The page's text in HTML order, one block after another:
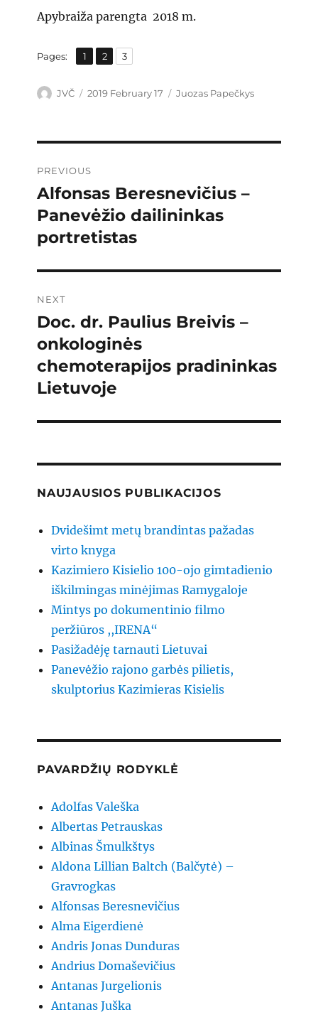
Apybraiža parengta 2018 m.
Pages: Page
1 ,
Page
2 ,
Page
3
Author
JVČ
Posted
2019 February 17 Categories
Juozas Papečkys
navigation
PREVIOUS
Previous
post:
Alfonsas Beresnevičius –
Panevėžio dailininkas
portretistas
NEXT
Next
post:
Doc. dr. Paulius Breivis –
onkologinės
chemoterapijos pradininkas
Lietuvoje
NAUJAUSIOS PUBLIKACIJOS
Dvidešimt metų brandintas pažadas
virto knyga
Kazimiero Kisielio 100-ojo gimtadienio
iškilmingas minėjimas Ramygaloje
Mintys po dokumentinio filmo
peržiūros ,,IRENA“
Pasižadėję tarnauti Lietuvai
Panevėžio rajono garbės pilietis,
skulptorius Kazimieras Kisielis
PAVARDŽIŲ RODYKLĖ
Adolfas Valeška
Albertas Petrauskas
Albinas Šmulkštys
Aldona Lillian Baltch (Balčytė) –
Gravrogkas
Alfonsas Beresnevičius
Alma Eigerdienė
Andris Jonas Dunduras
Andrius Domaševičius
Antanas Jurgelionis
Antanas Juška